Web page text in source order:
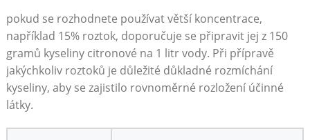
pokud se rozhodnete používat větší koncentrace, ​
například 15% roztok,⁢ doporučuje se připravit ‍jej z ‍150
gramů kyseliny citronové ‍na 1 litr vody.⁤ Při přípravě​
jakýchkoliv roztoků ‌je ‌důležité⁤ důkladné rozmíchání
kyseliny, aby se zajistilo rovnoměrné rozložení účinné
látky.